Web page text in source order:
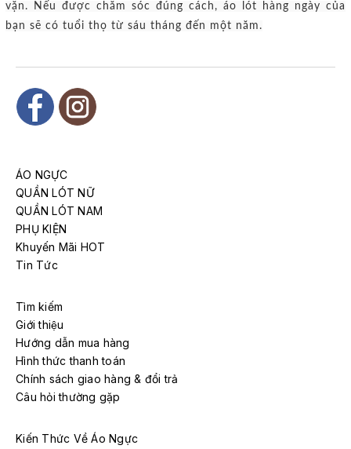
vặn.
Nếu được chăm sóc đúng cách, áo lót hàng ngày của
bạn sẽ có tuổi thọ từ sáu tháng đến một năm.
ÁO NGỰC
QUẦN LÓT NỮ
QUẦN LÓT NAM
PHỤ KIỆN
Khuyến Mãi HOT
Tin Tức
Tìm kiếm
Giới thiệu
Hướng dẫn mua hàng
Hình thức thanh toán
Chính sách giao hàng & đổi trả
Câu hỏi thường gặp
Kiến Thức Về Áo Ngực